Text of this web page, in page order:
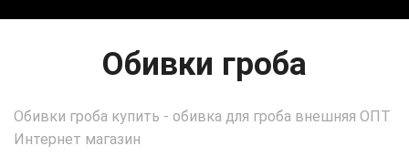
Обивки гроба
Обивки гроба купить - обивка для гроба внешняя ОПТ
Интернет магазин